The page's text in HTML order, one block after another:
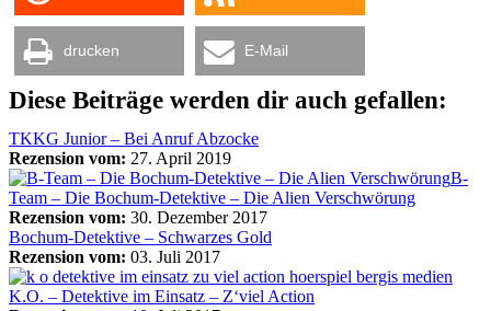
drucken E-Mail
Diese Beiträge werden dir auch gefallen:
TKKG Junior – Bei Anruf Abzocke
Rezension vom: 27. April 2019
B-
Team – Die Bochum-Detektive – Die Alien Verschwörung
Rezension vom: 30. Dezember 2017
Bochum-Detektive – Schwarzes Gold
Rezension vom: 03. Juli 2017
K.O. – Detektive im Einsatz – Z‘viel Action